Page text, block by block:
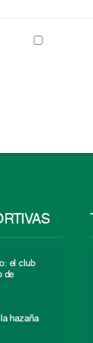
el club
de
hazaña